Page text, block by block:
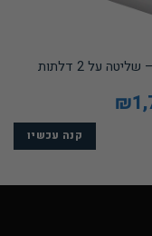
בקרת כניסה מנוהלת תוכנה – שליטה על 2 דלתות
₪
הוא:
₪1,790.00.קנה עכשיו